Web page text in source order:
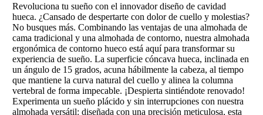
Revoluciona tu sueño con el innovador diseño de cavidad
hueca. ¿Cansado de despertarte con dolor de cuello y molestias?
No busques más. Combinando las ventajas de una almohada de
cama tradicional y una almohada de contorno, nuestra almohada
ergonómica de contorno hueco está aquí para transformar su
experiencia de sueño. La superficie cóncava hueca, inclinada en
un ángulo de 15 grados, acuna hábilmente la cabeza, al tiempo
que mantiene la curva natural del cuello y alinea la columna
vertebral de forma impecable. ¡Despierta sintiéndote renovado!
Experimenta un sueño plácido y sin interrupciones con nuestra
almohada versátil: diseñada con una precisión meticulosa, esta